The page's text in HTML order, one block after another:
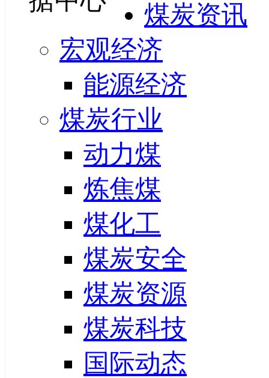
煤炭资讯
宏观经济
能源经济
煤炭行业
动力煤
炼焦煤
煤化工
煤炭安全
煤炭资源
煤炭科技
国际动态